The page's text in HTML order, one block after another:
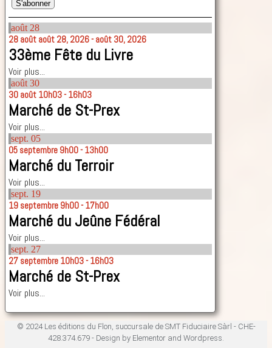
août 28
28 août août 28, 2026 - août 30, 2026
33ème Fête du Livre
Voir plus...
août 30
30 août 10h03 - 16h03
Marché de St-Prex
Voir plus...
sept. 05
05 septembre 9h00 - 13h00
Marché du Terroir
Voir plus...
sept. 19
19 septembre 9h00 - 17h00
Marché du Jeûne Fédéral
Voir plus...
sept. 27
27 septembre 10h03 - 16h03
Marché de St-Prex
Voir plus...
© 2024 Les éditions du Flon, succursale de SMT Fiduciaire Sàrl - CHE-
428.374.679 - Design by Elementor and Wordpress.